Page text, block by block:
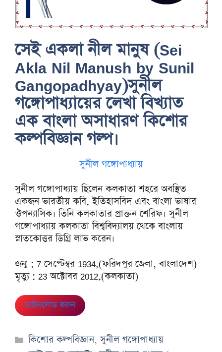
সেই একলা নীল মানুষ (Sei
Akla Nil Manush by Sunil
Gangopadhyay)সুনীল
গঙ্গোপাধ্যায়ের লেখা বিখ্যাত
এক বাংলা অসাধারণ কিশোর
কল্পবিজ্ঞান গল্প।
সুনীল গঙ্গোপাধ্যায়
সুনীল গঙ্গোপাধ্যায় ছিলেন কলকাতা শহরে অবস্থিত
একজন ভারতীয় কবি, ইতিহাসবিদ এবং বাংলা ভাষার
ঔপন্যাসিক। তিনি কলকাতার প্রাক্তন শেরিফ। সুনীল
গঙ্গোপাধ্যায় কলকাতা বিশ্ববিদ্যালয় থেকে বাংলায়
স্নাতকোত্তর ডিগ্রি লাভ করেন।
জন্ম : 7 সেপ্টেম্বর 1934,(ফরিদপুর জেলা, বাংলাদেশ)
মৃত্যু : 23 অক্টোবর 2012,(কলকাতা)
ডাউনলোড করুন
Categories
কিশোর কল্পবিজ্ঞান,সুনীল গঙ্গোপাধ্যায়